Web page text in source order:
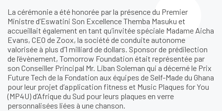
La cérémonie a été honorée par la présence du Premier
Ministre d’Eswatini Son Excellence Themba Masuku et
accueillait également en tant qu’invitée spéciale Madame Aicha
Evans, CEO de Zoox, la société de conduite autonome
valorisée à plus d’1 milliard de dollars. Sponsor de prédilection
de l’évènement, Tomorrow Foundation était représentée par
son Conseiller Principal Mr. Liban Soleman qui a décerné le Prix
Future Tech de la Fondation aux équipes de Self-Made du Ghana
pour leur projet d’application fitness et Music Plaques for You
(MP4U) d’Afrique du Sud pour leurs plaques en verre
personnalisées liées à une chanson.